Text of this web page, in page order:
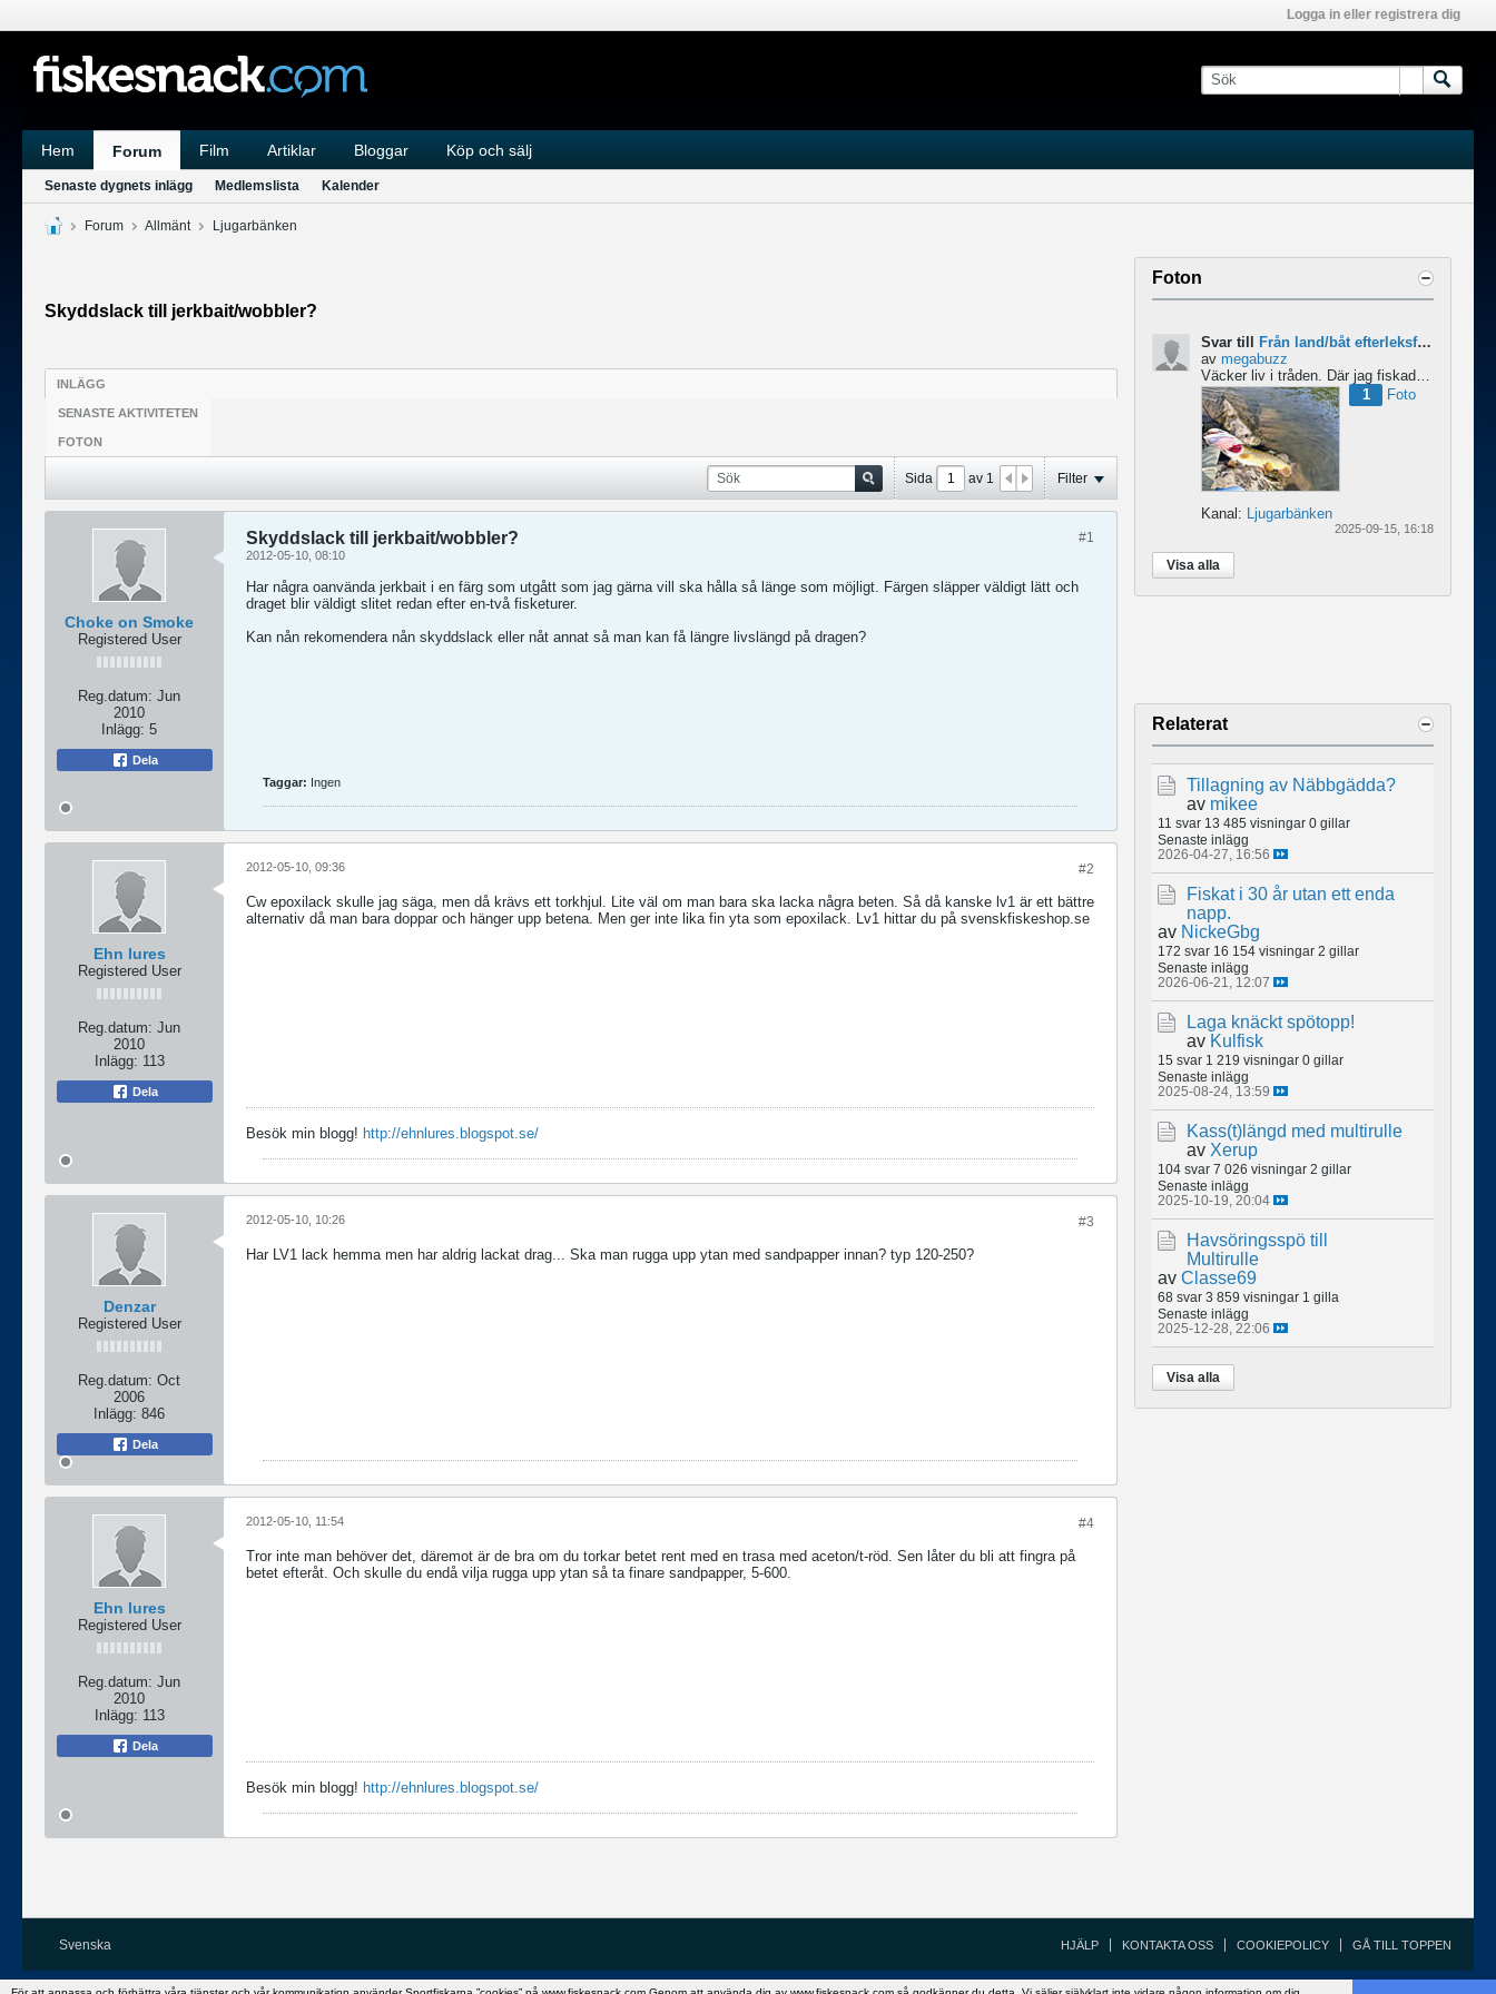
Logga in eller registrera dig
Hem Forum Film Artiklar Bloggar Köp och sälj
Senaste dygnets inlägg Medlemslista Kalender
Forum Allmänt Ljugarbänken
Skyddslack till jerkbait/wobbler?
INLÄGG
SENASTE AKTIVITETEN
FOTON
Sida av 1 Filter
Choke on Smoke
Registered User
Reg.datum: Jun
2010
Inlägg: 5
Dela
#1
Skyddslack till jerkbait/wobbler?
2012-05-10, 08:10
Har några oanvända jerkbait i en färg som utgått som jag gärna vill ska hålla så länge som möjligt. Färgen släpper väldigt lätt och
draget blir väldigt slitet redan efter en-två fisketurer.
Kan nån rekomendera nån skyddslack eller nåt annat så man kan få längre livslängd på dragen?
Taggar: Ingen
Ehn lures
Registered User
Reg.datum: Jun
2010
Inlägg: 113
Dela
#2
2012-05-10, 09:36
Cw epoxilack skulle jag säga, men då krävs ett torkhjul. Lite väl om man bara ska lacka några beten. Så då kanske lv1 är ett bättre
alternativ då man bara doppar och hänger upp betena. Men ger inte lika fin yta som epoxilack. Lv1 hittar du på svenskfiskeshop.se
Besök min blogg! http://ehnlures.blogspot.se/
Denzar
Registered User
Reg.datum: Oct
2006
Inlägg: 846
Dela
#3
2012-05-10, 10:26
Har LV1 lack hemma men har aldrig lackat drag... Ska man rugga upp ytan med sandpapper innan? typ 120-250?
Ehn lures
Registered User
Reg.datum: Jun
2010
Inlägg: 113
Dela
#4
2012-05-10, 11:54
Tror inte man behöver det, däremot är de bra om du torkar betet rent med en trasa med aceton/t-röd. Sen låter du bli att fingra på
betet efteråt. Och skulle du endå vilja rugga upp ytan så ta finare sandpapper, 5-600.
Besök min blogg! http://ehnlures.blogspot.se/
Foton
Svar till
Från land/båt efterleksfiske 2024 efter gädda
av megabuzz
Väcker liv i tråden. Där jag fiskade i våras så lekte gäddorna från början av mars hela vägen in i juni...
1
Foto
Kanal: Ljugarbänken
2025-09-15, 16:18
Visa alla
Relaterat
Tillagning av Näbbgädda?
av mikee
11 svar 13 485 visningar 0 gillar
Senaste inlägg
2026-04-27, 16:56
Fiskat i 30 år utan ett enda
napp.
av NickeGbg
172 svar 16 154 visningar 2 gillar
Senaste inlägg
2026-06-21, 12:07
Laga knäckt spötopp!
av Kulfisk
15 svar 1 219 visningar 0 gillar
Senaste inlägg
2025-08-24, 13:59
Kass(t)längd med multirulle
av Xerup
104 svar 7 026 visningar 2 gillar
Senaste inlägg
2025-10-19, 20:04
Havsöringsspö till
Multirulle
av Classe69
68 svar 3 859 visningar 1 gilla
Senaste inlägg
2025-12-28, 22:06
Visa alla
Svenska HJÄLP KONTAKTA OSS COOKIEPOLICY GÅ TILL TOPPEN
Copyright ©2002 - 2021, FiskeSnack.com. Grundad 2002 av Anders Bergman.